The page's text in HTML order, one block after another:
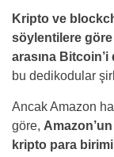
Kripto ve
söylentilere
arasına
bu dedikodular
Ancak Amazon
göre,
kripto para